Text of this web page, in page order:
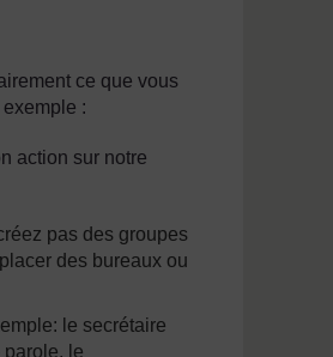
ce que vous
:
action sur notre
pas des groupes
des bureaux ou
le secrétaire
parole, le